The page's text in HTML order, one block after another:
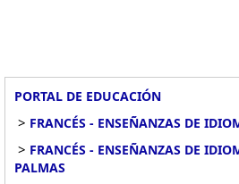
PORTAL DE EDUCACIÓN
> FRANCÉS - ENSEÑANZAS DE
> FRANCÉS - ENSEÑANZAS DE
PALMAS